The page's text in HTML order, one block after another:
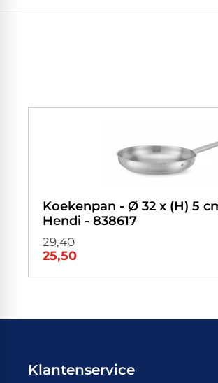
Koekenpan - Ø 32 x (H) 5
Hendi - 838617
29,40
25,50
Klantenservice